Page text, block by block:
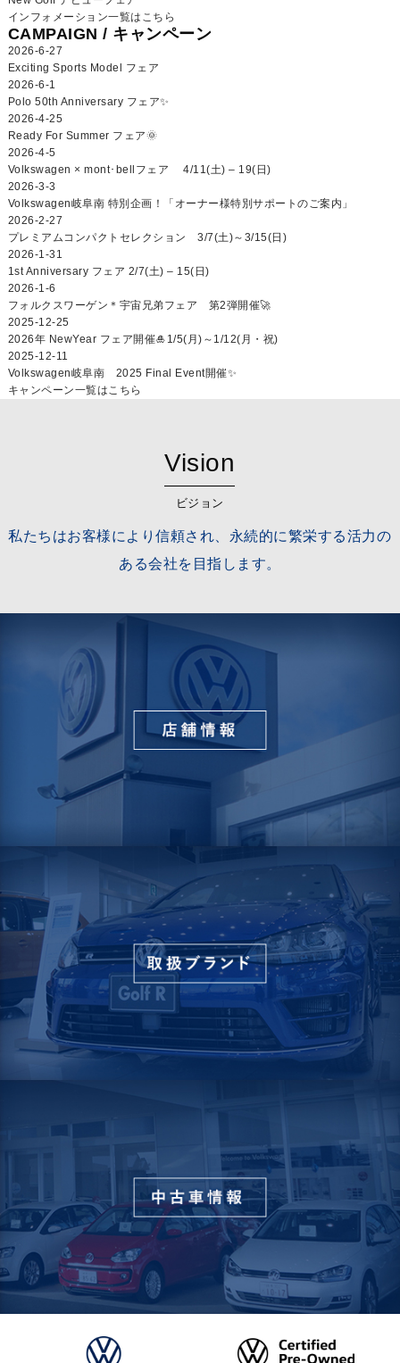
インフォメーション一覧はこちら
CAMPAIGN / キャンペーン
2026-6-27
Exciting Sports Model フェア
2026-6-1
Polo 50th Anniversary フェア✨
2026-4-25
Ready For Summer フェア🌞
2026-4-5
Volkswagen × mont･bellフェア 4/11(土) – 19(日)
2026-3-3
Volkswagen岐阜南 特別企画！「オーナー様特別サポートのご案内」
2026-2-27
プレミアムコンパクトセレクション 3/7(土)～3/15(日)
2026-1-31
1st Anniversary フェア 2/7(土) – 15(日)
2026-1-6
フォルクスワーゲン＊宇宙兄弟フェア 第2弾開催🚀
2025-12-25
2026年 NewYear フェア開催🎍1/5(月)～1/12(月・祝)
2025-12-11
Volkswagen岐阜南 2025 Final Event開催✨
キャンペーン一覧はこちら
Vision
ビジョン
私たちはお客様により信頼され、永続的に繁栄する活力の
ある会社を目指します。